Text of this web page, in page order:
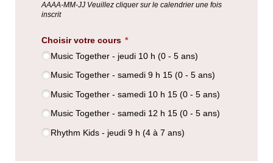
AAAA-MM-JJ Veuillez cliquer sur le calendrier une fois
inscrit
Choisir votre cours *
(requis)
Music Together - jeudi 10 h (0 - 5 ans)
Music Together - samedi 9 h 15 (0 - 5 ans)
Music Together - samedi 10 h 15 (0 - 5 ans)
Music Together - samedi 12 h 15 (0 - 5 ans)
Rhythm Kids - jeudi 9 h (4 à 7 ans)